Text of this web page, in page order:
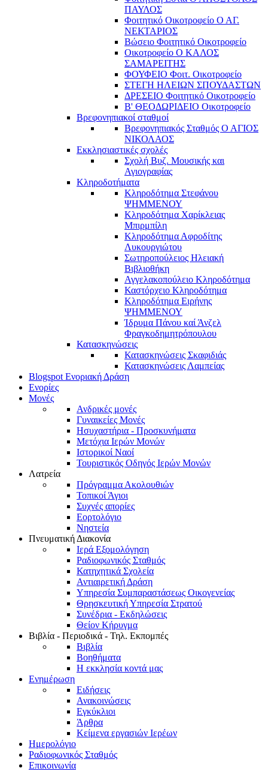
ΠΑΥΛΟΣ
Φοιτητικό Οικοτροφείο Ο ΑΓ.
ΝΕΚΤΑΡΙΟΣ
Βώσειο Φοιτητικό Οικοτροφείο
Οικοτροφείο Ο ΚΑΛΟΣ
ΣΑΜΑΡΕΙΤΗΣ
ΦΟΥΦΕΙΟ Φοιτ. Οικοτροφείο
ΣΤΕΓΗ ΗΛΕΙΩΝ ΣΠΟΥΔΑΣΤΩΝ
ΔΡΕΣΕΙΟ Φοιτητικό Οικοτροφείο
Β' ΘΕΟΔΩΡΙΔΕΙΟ Οικοτροφείο
Βρεφονηπιακοί σταθμοί
Βρεφονηπιακός Σταθμός Ο ΑΓΙΟΣ
ΝΙΚΟΛΑΟΣ
Εκκλησιαστικές σχολές
Σχολή Βυζ. Μουσικής και
Αγιογραφίας
Κληροδοτήματα
Κληροδότημα Στεφάνου
ΨΗΜΜΕΝΟΥ
Κληροδότημα Χαρίκλειας
Μπιρμπίλη
Κληροδότημα Αφροδίτης
Λυκουργιώτου
Σωτηροπούλειος Ηλειακή
Βιβλιοθήκη
Αγγελακοπούλειο Κληροδότημα
Καστόρχειο Κληροδότημα
Κληροδότημα Ειρήνης
ΨΗΜΜΕΝΟΥ
Ίδρυμα Πάνου καί Άνζελ
Φραγκοδημητρόπουλου
Κατασκηνώσεις
Κατασκηνώσεις Σκαφιδιάς
Κατασκηνώσεις Λαμπείας
Blogspot Ενοριακή Δράση
Ενορίες
Μονές
Ανδρικές μονές
Γυναικείες Μονές
Ησυχαστήρια - Προσκυνήματα
Μετόχια Ιερών Μονών
Ιστορικοί Ναοί
Τουριστικός Οδηγός Ιερών Μονών
Λατρεία
Πρόγραμμα Ακολουθιών
Τοπικοί Άγιοι
Συχνές απορίες
Εορτολόγιο
Νηστεία
Πνευματική Διακονία
Ιερά Εξομολόγηση
Ραδιοφωνικός Σταθμός
Κατηχητικά Σχολεία
Αντιαιρετική Δράση
Υπηρεσία Συμπαραστάσεως Οικογενείας
Θρησκευτική Υπηρεσία Στρατού
Συνέδρια - Εκδηλώσεις
Θείον Κήρυγμα
Βιβλία - Περιοδικά - Τηλ. Εκπομπές
Βιβλία
Βοηθήματα
Η εκκλησία κοντά μας
Ενημέρωση
Ειδήσεις
Ανακοινώσεις
Εγκύκλιοι
Άρθρα
Κείμενα εργασιών Ιερέων
Ημερολόγιο
Ραδιοφωνικός Σταθμός
Επικοινωνία